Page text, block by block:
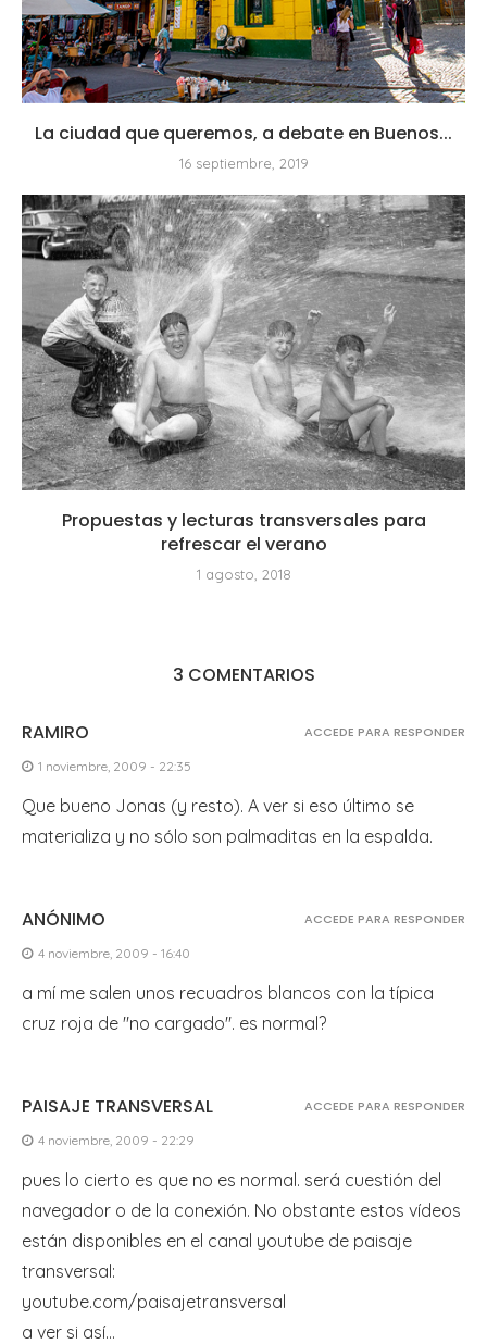
La ciudad que queremos, a debate en Buenos...
16 septiembre, 2019
Propuestas y lecturas transversales para
refrescar el verano
1 agosto, 2018
3 COMENTARIOS
RAMIRO
1 noviembre, 2009 - 22:35
Que bueno Jonas (y resto). A ver si eso último se
materializa y no sólo son palmaditas en la espalda.
ACCEDE PARA RESPONDER
ANÓNIMO
4 noviembre, 2009 - 16:40
a mí me salen unos recuadros blancos con la típica
cruz roja de "no cargado". es normal?
ACCEDE PARA RESPONDER
PAISAJE TRANSVERSAL
4 noviembre, 2009 - 22:29
pues lo cierto es que no es normal. será cuestión del
navegador o de la conexión. No obstante estos vídeos
están disponibles en el canal youtube de paisaje
transversal:
youtube.com/paisajetransversal
a ver si así…
ACCEDE PARA RESPONDER